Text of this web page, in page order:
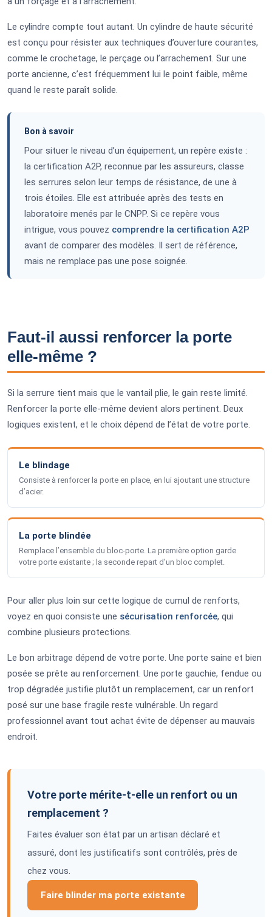
Le cylindre compte tout autant. Un cylindre de haute sécurité
est conçu pour résister aux techniques d’ouverture courantes,
comme le crochetage, le perçage ou l’arrachement. Sur une
porte ancienne, c’est fréquemment lui le point faible, même
quand le reste paraît solide.
Bon à savoir
Pour situer le niveau d’un équipement, un repère existe :
la certification A2P, reconnue par les assureurs, classe
les serrures selon leur temps de résistance, de une à
trois étoiles. Elle est attribuée après des tests en
laboratoire menés par le CNPP. Si ce repère vous
intrigue, vous pouvez comprendre la certification A2P
avant de comparer des modèles. Il sert de référence,
mais ne remplace pas une pose soignée.
Faut-il aussi renforcer la porte
elle-même ?
Si la serrure tient mais que le vantail plie, le gain reste limité.
Renforcer la porte elle-même devient alors pertinent. Deux
logiques existent, et le choix dépend de l’état de votre porte.
Le blindage
Consiste à renforcer la porte en place, en lui ajoutant une structure
d’acier.
La porte blindée
Remplace l’ensemble du bloc-porte. La première option garde
votre porte existante ; la seconde repart d’un bloc complet.
Pour aller plus loin sur cette logique de cumul de renforts,
voyez en quoi consiste une sécurisation renforcée, qui
combine plusieurs protections.
Le bon arbitrage dépend de votre porte. Une porte saine et bien
posée se prête au renforcement. Une porte gauchie, fendue ou
trop dégradée justifie plutôt un remplacement, car un renfort
posé sur une base fragile reste vulnérable. Un regard
professionnel avant tout achat évite de dépenser au mauvais
endroit.
Votre porte mérite-t-elle un renfort ou un
remplacement ?
Faites évaluer son état par un artisan déclaré et
assuré, dont les justificatifs sont contrôlés, près de
chez vous.
Faire blinder ma porte existante